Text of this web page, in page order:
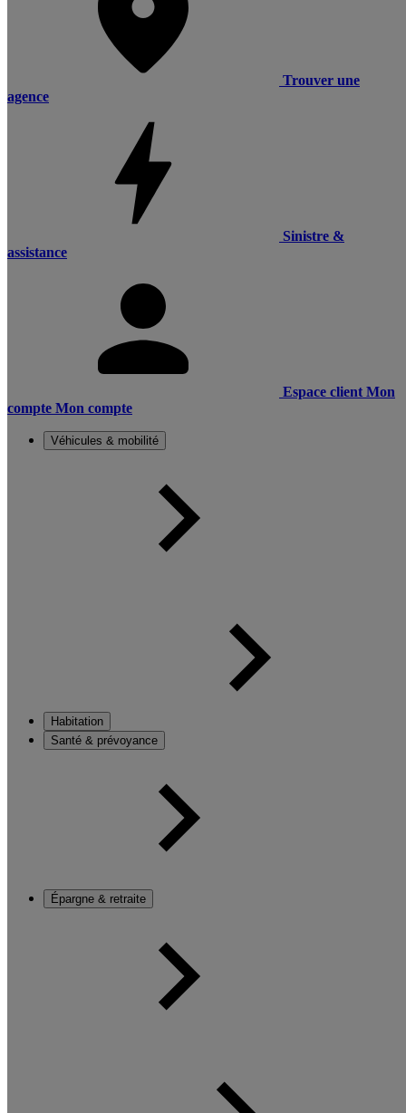
Trouver une
agence
Sinistre &
assistance
Espace client Mon
compte Mon compte
Véhicules & mobilité
Habitation
Santé & prévoyance
Épargne & retraite